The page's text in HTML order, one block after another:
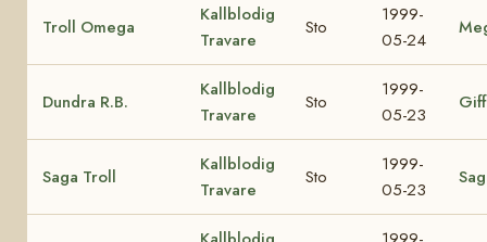
Troll Omega
Kallblodig
Travare
Sto
1999-
05-24
Dundra R.B.
Kallblodig
Travare
Sto
1999-
05-23
Saga Troll
Kallblodig
Travare
Sto
1999-
05-23